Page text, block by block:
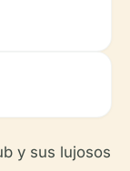
y sus lujosos